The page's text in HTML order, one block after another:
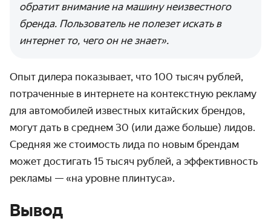
обратит внимание на машину неизвестного
бренда. Пользователь не полезет искать в
интернет то, чего он не знает».
Опыт дилера показывает, что 100 тысяч рублей,
потраченные в интернете на контекстную рекламу
для автомобилей известных китайских брендов,
могут дать в среднем 30 (или даже больше) лидов.
Средняя же стоимость лида по новым брендам
может достигать 15 тысяч рублей, а эффективность
рекламы — «на уровне плинтуса».
Вывод